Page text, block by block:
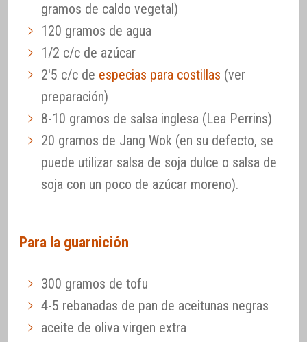
gramos de caldo vegetal)
120 gramos de agua
1/2 c/c de azúcar
2'5 c/c de especias para costillas (ver
preparación)
8-10 gramos de salsa inglesa (Lea Perrins)
20 gramos de Jang Wok (en su defecto, se
puede utilizar salsa de soja dulce o salsa de
soja con un poco de azúcar moreno).
Para la guarnición
300 gramos de tofu
4-5 rebanadas de pan de aceitunas negras
aceite de oliva virgen extra